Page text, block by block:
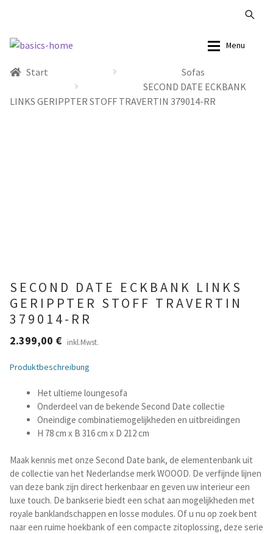
Zur
springen
Zum
springen
Menu
Alle Produkte
Betten und Bettsofas
Outdoor
TV- und Mediamöbel
Kataloge Landhaus
Kataloge Massivholz
Massivholz Schlafen
Massivholz Wohnen
Alle Produkte
Start
Sofas
SECOND DATE ECKBANK
LINKS GERIPPTER STOFF TRAVERTIN 379014-RR
SECOND DATE ECKBANK LINKS
GERIPPTER STOFF TRAVERTIN
379014-RR
2.399,00 € inkl.Mwst.
Produktbeschreibung
Het ultieme loungesofa
Onderdeel van de bekende Second Date collectie
Oneindige combinatiemogelijkheden en uitbreidingen
H 78 cm x B 316 cm x D 212 cm
Maak kennis met onze Second Date bank, de elementenbank uit
de collectie van het Nederlandse merk WOOOD. De verfijnde lijnen
van deze bank zijn direct herkenbaar en geven uw interieur een
luxe touch. De bankserie biedt een schat aan mogelijkheden met
royale banklandschappen en losse modules. Of u nu op zoek bent
naar een ruime hoekbank of een compacte zitoplossing, deze serie